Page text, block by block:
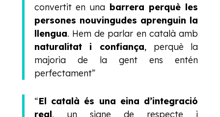
convertit en unabarrera perquè les
persones nouvingudes aprenguin la
llengua. Hem de parlar en català amb
naturalitat i confiança, perquè la
majoria de la gent ens entén
perfectament”
“El català és una eina d’integració
real, un signe de respecte i